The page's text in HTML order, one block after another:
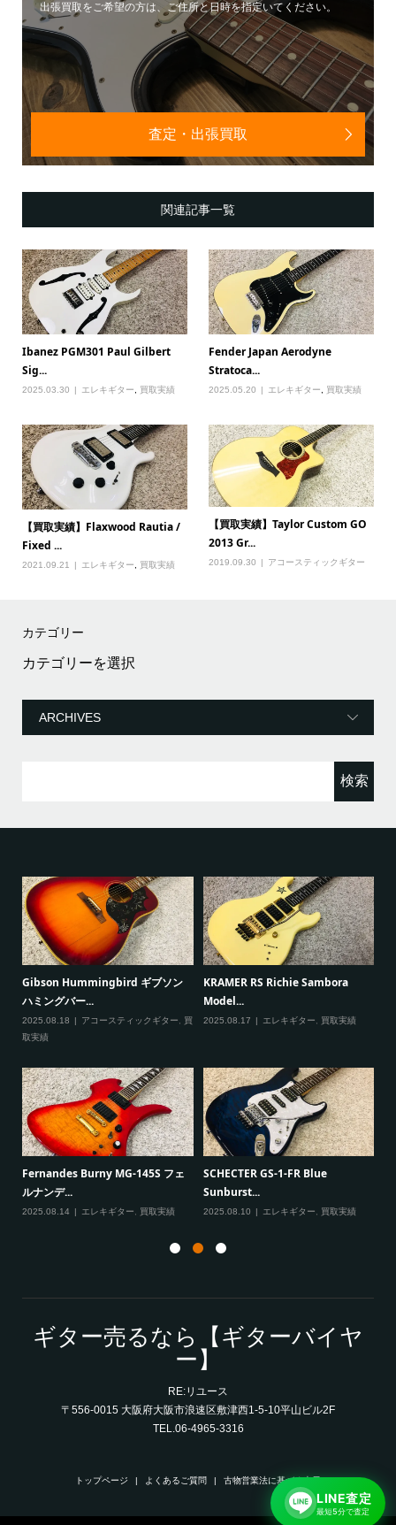
出張買取をご希望の方は、ご住所と日時を指定いてください。
査定・出張買取
関連記事一覧
Ibanez PGM301 Paul Gilbert
Sig...
2025.03.30 エレキギター 買取実績
Fender Japan Aerodyne
Stratoca...
2025.05.20 エレキギター 買取実績
【買取実績】Flaxwood Rautia /
Fixed ...
2021.09.21 エレキギター 買取実績
【買取実績】Taylor Custom GO
2013 Gr...
2019.09.30 アコースティックギター
カテゴリー
カ
テ
リ
Gibson Hummingbird ギブソン
ハミングバー...
2025.08.18 アコースティックギター
買
取実績
KRAMER RS Richie Sambora
Model...
2025.08.17 エレキギター 買取実績
Fernandes Burny MG-145S フェ
ルナンデ...
2025.08.14 エレキギター 買取実績
SCHECTER GS-1-FR Blue
Sunburst...
2025.08.10 エレキギター 買取実績
ギター売るなら【ギターバイヤ
ー】
RE:リユース
〒556-0015 大阪府大阪市浪速区敷津西1-5-10平山ビル2F
TEL.06-4965-3316
トップページ よくあるご質問 古物営業法に基づく表示
LINE査定
最短5分で査定